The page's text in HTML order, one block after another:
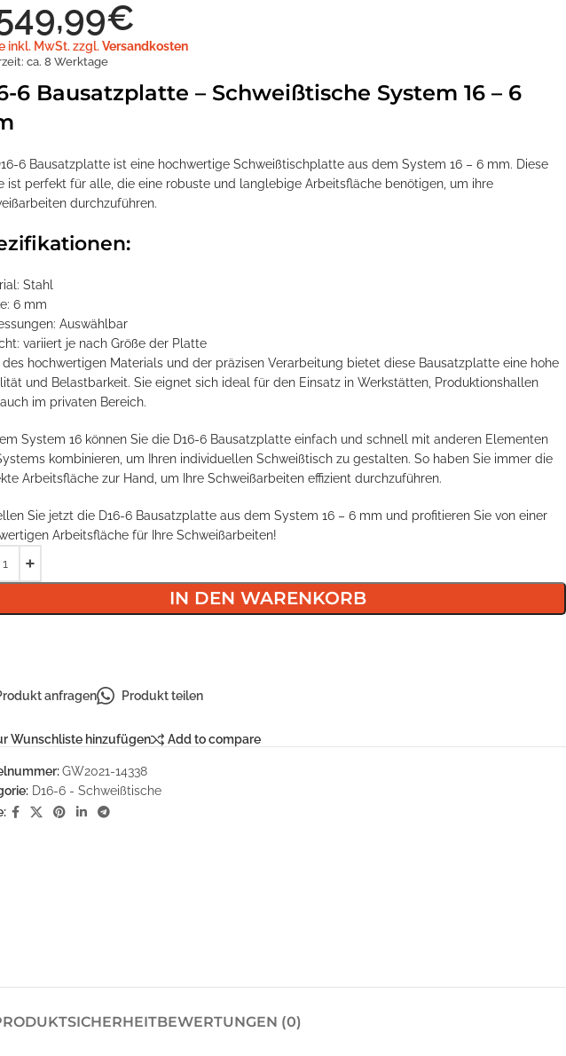
€
inkl. MwSt. zzgl. Versandkosten
ca. 8 Werktage
6 Bausatzplatte – Schweißtische System 16 – 6
6 Bausatzplatte ist eine hochwertige Schweißtischplatte aus dem System 16 – 6 mm. Diese
ist perfekt für alle, die eine robuste und langlebige Arbeitsfläche benötigen, um ihre
durchzuführen.
Stahl
6 mm
Auswählbar
variiert je nach Größe der Platte
des hochwertigen Materials und der präzisen Verarbeitung bietet diese Bausatzplatte eine hohe
und Belastbarkeit. Sie eignet sich ideal für den Einsatz in Werkstätten, Produktionshallen
im privaten Bereich.
System 16 können Sie die D16-6 Bausatzplatte einfach und schnell mit anderen Elementen
kombinieren, um Ihren individuellen Schweißtisch zu gestalten. So haben Sie immer die
Arbeitsfläche zur Hand, um Ihre Schweißarbeiten effizient durchzuführen.
Sie jetzt die D16-6 Bausatzplatte aus dem System 16 – 6 mm und profitieren Sie von einer
Arbeitsfläche für Ihre Schweißarbeiten!
IN DEN WARENKORB
anfragen Produkt teilen
Wunschliste hinzufügen Add to compare
GW2021-14338
D16-6 - Schweißtische
BEWERTUNGEN (0)